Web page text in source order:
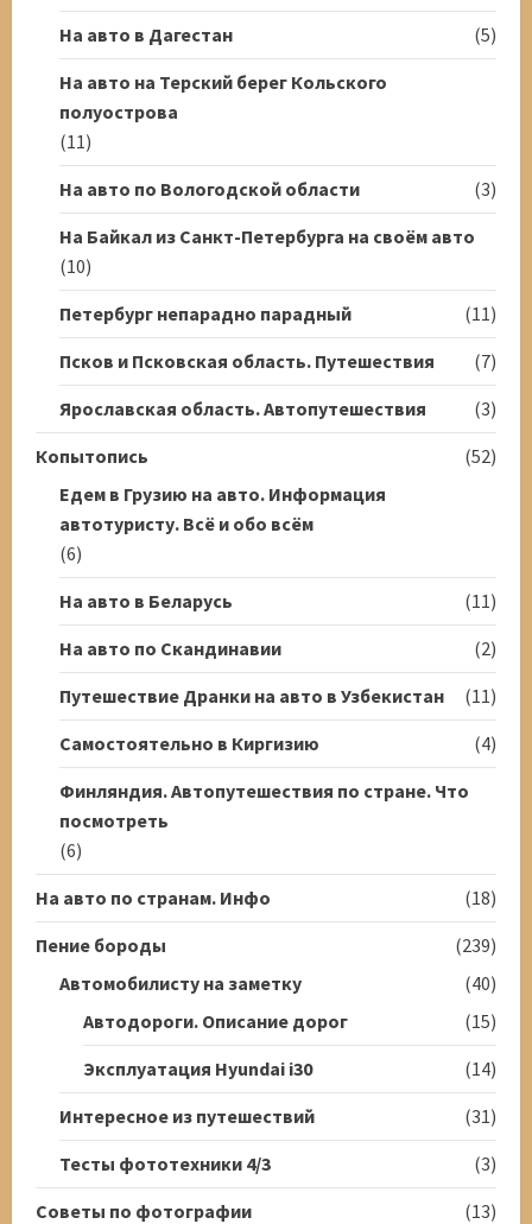
На авто в Дагестан
(5)
На авто на Терский берег Кольского
полуострова
(11)
На авто по Вологодской области
(3)
На Байкал из Санкт-Петербурга на своём авто
(10)
Петербург непарадно парадный
(11)
Псков и Псковская область. Путешествия
(7)
Ярославская область. Автопутешествия
(3)
Копытопись
(52)
Едем в Грузию на авто. Информация
автотуристу. Всё и обо всём
(6)
На авто в Беларусь
(11)
На авто по Скандинавии
(2)
Путешествие Дранки на авто в Узбекистан
(11)
Самостоятельно в Киргизию
(4)
Финляндия. Автопутешествия по стране. Что
посмотреть
(6)
На авто по странам. Инфо
(18)
Пение бороды
(239)
Автомобилисту на заметку
(40)
Автодороги. Описание дорог
(15)
Эксплуатация Hyundai i30
(14)
Интересное из путешествий
(31)
Тесты фототехники 4/3
(3)
Советы по фотографии
(13)